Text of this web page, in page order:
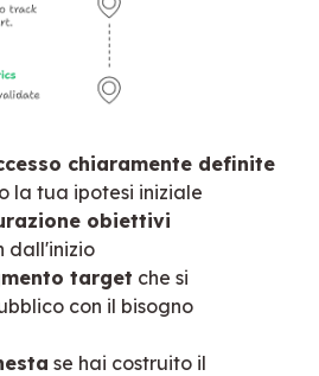
chiaramente definite
la tua ipotesi iniziale
obiettivi
dall'inizio
target che si
con il bisogno
se hai costruito il